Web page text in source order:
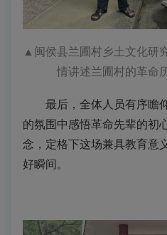
▲ 闽侯县兰圃村乡土文化研
情讲述兰圃村的革命
最后，全体人员有序瞻
的氛围中感悟革命先辈的初
念，定格下这场兼具教育意
好瞬间。